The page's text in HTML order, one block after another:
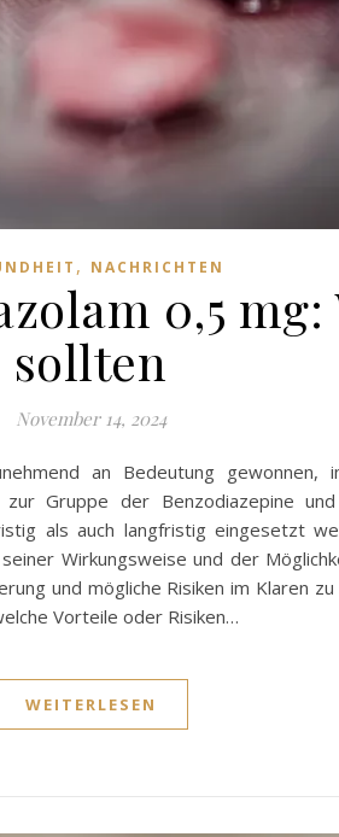
, NACHRICHTEN
0,5 mg:
sollten
November 14, 2024
an Bedeutung gewonnen,
Gruppe der Benzodiazepine
als auch langfristig eingesetzt
Wirkungsweise und der
und mögliche Risiken im Klaren
Vorteile oder Risiken…
WEITERLESEN